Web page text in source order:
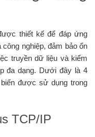
thiết kế để đáp ứng
nghiệp, đảm bảo ổn
truyền dữ liệu và kiểm
đa dạng. Dưới đây là 4
được sử dụng trong
TCP/IP